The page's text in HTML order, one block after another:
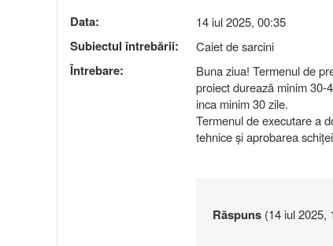
Data: 14 iul 2025, 00:35
Subiectul întrebării: Caiet de sarcini
Întrebare:
Buna ziua! Termenul de
proiect durează minim 30-
inca minim 30 zile.
Termenul de executare a
tehnice şi aprobarea
Răspuns (14 iul 2025,